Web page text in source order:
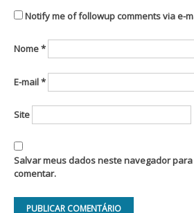
Notify me of followup comments via e-
Nome*
E-mail*
Site
Salvar meus dados neste navegador
comentar.